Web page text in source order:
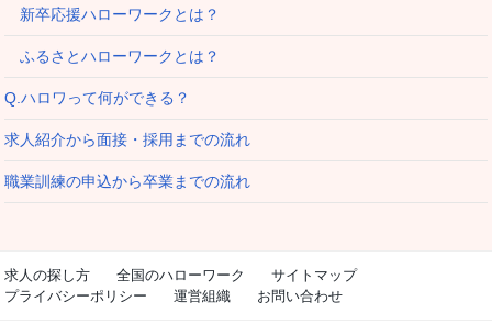
新卒応援ハローワークとは？
ふるさとハローワークとは？
Q.ハロワって何ができる？
求人紹介から面接・採用までの流れ
職業訓練の申込から卒業までの流れ
求人の探し方 全国のハローワーク
サイトマップ
プライバシーポリシー
運営組織 お問い合わせ